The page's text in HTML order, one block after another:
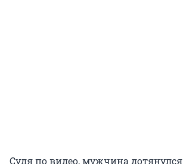
Судя по видео, мужчина дотянулся